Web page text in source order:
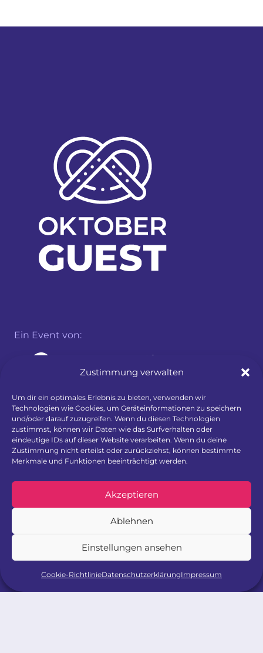
Zustimmung verwalten
Um dir ein optimales Erlebnis zu bieten, verwenden wir
Technologien wie Cookies, um Geräteinformationen zu speichern
und/oder darauf zuzugreifen. Wenn du diesen Technologien
zustimmst, können wir Daten wie das Surfverhalten oder
eindeutige IDs auf dieser Website verarbeiten. Wenn du deine
Zustimmung nicht erteilst oder zurückziehst, können bestimmte
Merkmale und Funktionen beeinträchtigt werden.
Akzeptieren
Ablehnen
Einstellungen ansehen
Cookie-RichtlinieDatenschutzerklärungImpressum
Ein Event von:
In Kooperation mit: